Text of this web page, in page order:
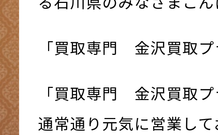
「買取専門 金沢買取
「買取専門 金沢買取
通常通り元気に営業し